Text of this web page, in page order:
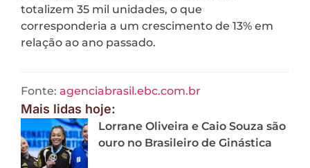
totalizem 35 mil unidades, o que
corresponderia a um crescimento de 13% em
relação ao ano passado.
Fonte: agenciabrasil.ebc.com.br
Mais lidas hoje:
Lorrane Oliveira e Caio Souza são
ouro no Brasileiro de Ginástica